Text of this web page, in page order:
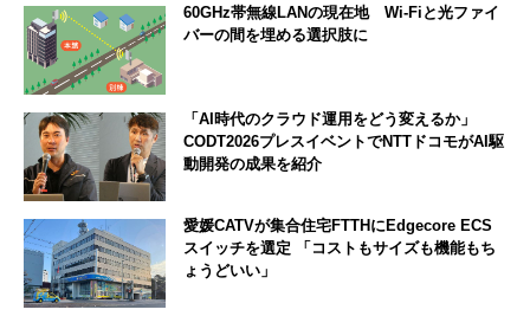
60GHz帯無線LANの現在地 Wi-Fiと光ファイ
バーの間を埋める選択肢に
「AI時代のクラウド運用をどう変えるか」
CODT2026プレスイベントでNTTドコモがAI駆
動開発の成果を紹介
愛媛CATVが集合住宅FTTHにEdgecore ECS
スイッチを選定 「コストもサイズも機能もち
ょうどいい」